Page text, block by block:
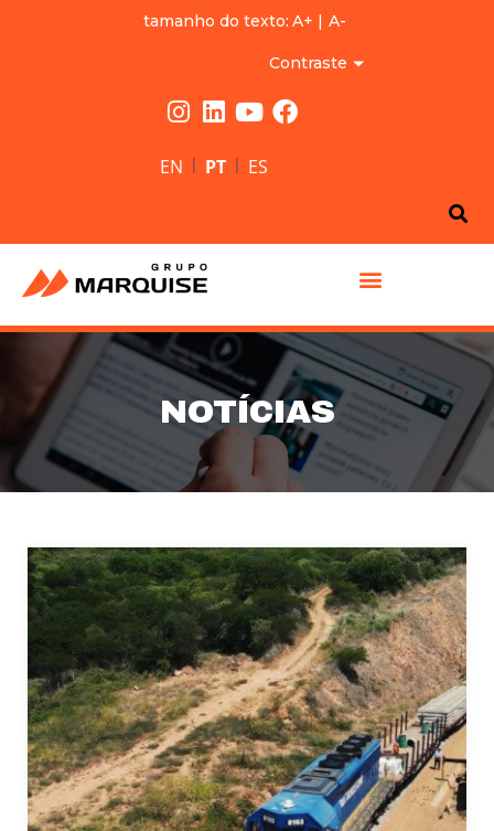
tamanho do texto: A+ | A-
Contraste
EN | PT | ES
NOTÍCIAS